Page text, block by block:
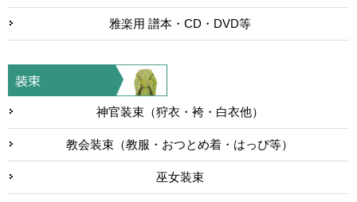
雅楽用 譜本・CD・DVD等
神官装束（狩衣・袴・白衣他）
教会装束（教服・おつとめ着・はっぴ等）
巫女装束